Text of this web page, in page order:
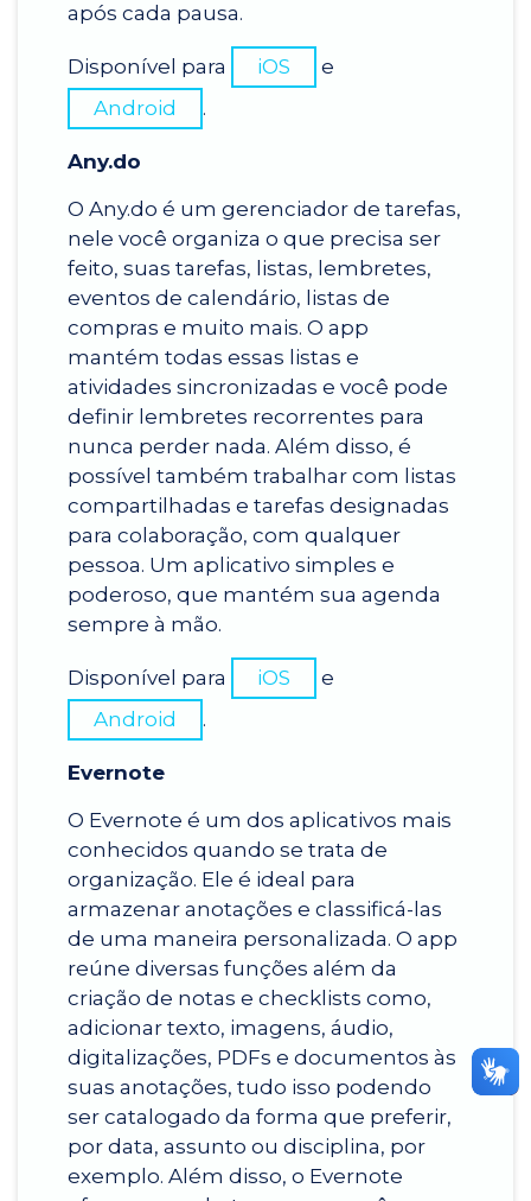
após cada pausa.
Disponível para iOS
e
Android
.
Any.do
O Any.do é um gerenciador de tarefas,
nele você organiza o que precisa ser
feito, suas tarefas, listas, lembretes,
eventos de calendário, listas de
compras e muito mais. O app
mantém todas essas listas e
atividades sincronizadas e você pode
definir lembretes recorrentes para
nunca perder nada. Além disso, é
possível também trabalhar com listas
compartilhadas e tarefas designadas
para colaboração, com qualquer
pessoa. Um aplicativo simples e
poderoso, que mantém sua agenda
sempre à mão.
Disponível para iOS
e
Android
.
Evernote
O Evernote é um dos aplicativos mais
conhecidos quando se trata de
organização. Ele é ideal para
armazenar anotações e classificá-las
de uma maneira personalizada. O app
reúne diversas funções além da
criação de notas e checklists como,
adicionar texto, imagens, áudio,
digitalizações, PDFs e documentos às
suas anotações, tudo isso podendo
ser catalogado da forma que preferir,
por data, assunto ou disciplina, por
exemplo. Além disso, o Evernote